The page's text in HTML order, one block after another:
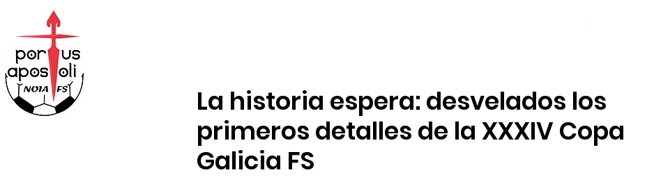
La historia espera: desvelados los
primeros detalles de la XXXIV Copa
Galicia FS